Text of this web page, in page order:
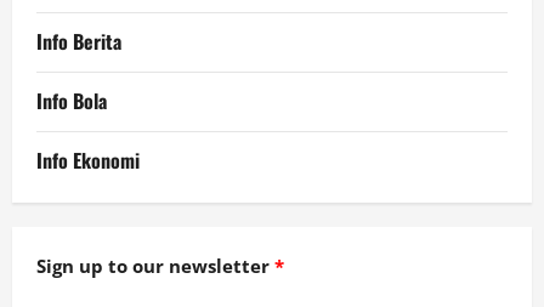
Info Berita
Info Bola
Info Ekonomi
Sign up to our newsletter